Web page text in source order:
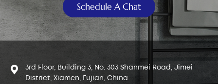
Schedule A Chat
3rd Floor, Building 3, No. 303 Shanmei Road, Jimei
District, Xiamen, Fujian, China